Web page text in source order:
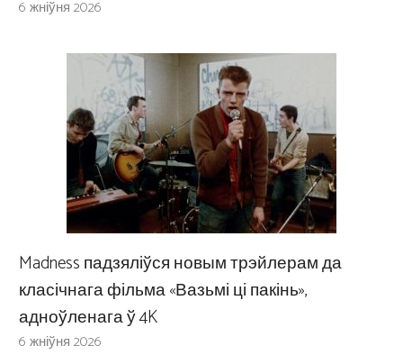
6 жніўня 2026
Madness падзяліўся новым трэйлерам да
класічнага фільма «Вазьмі ці пакінь»,
адноўленага ў 4K
6 жніўня 2026